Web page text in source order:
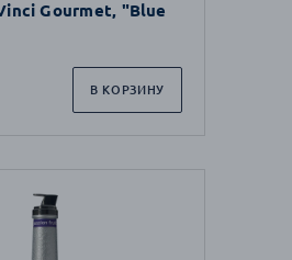
Gourmet, "Blue
В КОРЗИНУ